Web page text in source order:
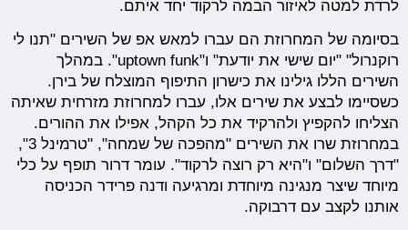
לרדת למטה לאיזור הבמה לרקוד יחד איתם.
בסיומה של המחרוזת הם עברו למאש אפ של השירים "תנו לי
רוקנרול" "יום שישי את יודעת" ו"uptown funk". במהלך
השירים הללו גילינו את כישרון התיפוף המוצלח של בירן.
כשסיימו לבצע את שירים אלו, עברו למחרוזת מזרחית שאיתה
הצליחו להקפיץ ולהרקיד את כל הקהל, אפילו את ההורים.
במחרוזת שרו את השירים "מהפכה של שמחה", "טרמינל 3",
"דרך השלום" ו"היא רק רוצה לרקוד". עומר דרור תופף על כלי
מיוחד שיצר מנגינה מיוחדת ומרגיעה ודנה פרידר הכניסה
אותנו לקצב עם דרבוקה.